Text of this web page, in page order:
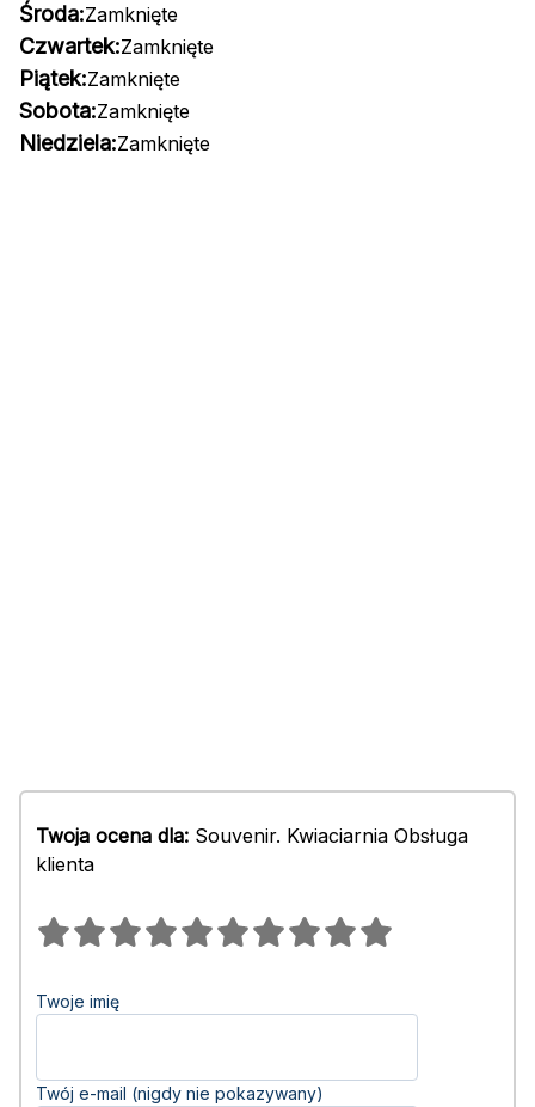
Środa:Zamknięte
Czwartek:Zamknięte
Piątek:Zamknięte
Sobota:Zamknięte
Niedziela:Zamknięte
Twoja ocena dla: Souvenir. Kwiaciarnia Obsługa
klienta
Twoje imię
Twój e-mail (nigdy nie pokazywany)